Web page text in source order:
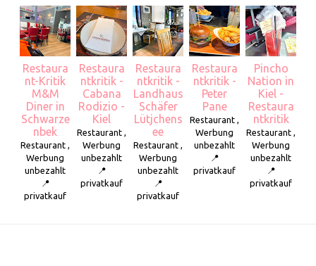
Restaura
nt-Kritik
M&M
Diner in
Schwarze
nbek
Restaurant ,
Werbung
unbezahlt
📍
privatkauf
Restaura
ntkritik -
Cabana
Rodizio -
Kiel
Restaurant ,
Werbung
unbezahlt
📍
privatkauf
Restaura
ntkritik -
Landhaus
Schäfer
Lütjchens
ee
Restaurant ,
Werbung
unbezahlt
📍
privatkauf
Restaura
ntkritik -
Peter
Pane
Restaurant ,
Werbung
unbezahlt
📍
privatkauf
Pincho
Nation in
Kiel -
Restaura
ntkritik
Restaurant ,
Werbung
unbezahlt
📍
privatkauf